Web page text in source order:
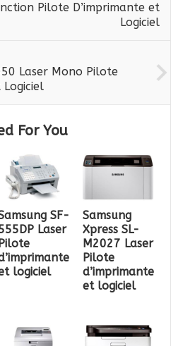
Pilote D’imprimante et
Logiciel
Laser Mono Pilote
Logiciel
For You
SF-
Laser
logiciel
Samsung
Xpress SL-
M2027 Laser
Pilote
d’imprimante
et logiciel